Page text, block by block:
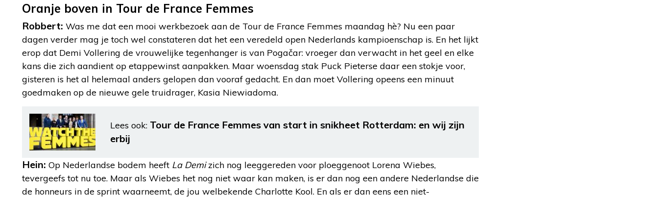
Oranje boven in Tour de France Femmes
Robbert: Was me dat een mooi werkbezoek aan de Tour de France Femmes maandag hè? Nu een paar
dagen verder mag je toch wel constateren dat het een veredeld open Nederlands kampioenschap is. En het lijkt
erop dat Demi Vollering de vrouwelijke tegenhanger is van Pogačar: vroeger dan verwacht in het geel en elke
kans die zich aandient op etappewinst aanpakken. Maar woensdag stak Puck Pieterse daar een stokje voor,
gisteren is het al helemaal anders gelopen dan vooraf gedacht. En dan moet Vollering opeens een minuut
goedmaken op de nieuwe gele truidrager, Kasia Niewiadoma.
Lees ook: Tour de France Femmes van start in snikheet Rotterdam: en wij zijn
erbij
Hein: Op Nederlandse bodem heeft La Demizich nog leeggereden voor ploeggenoot Lorena Wiebes,
tevergeefs tot nu toe. Maar als Wiebes het nog niet waar kan maken, is er dan nog een andere Nederlandse die
de honneurs in de sprint waarneemt, de jou welbekende Charlotte Kool. En als er dan eens een niet-